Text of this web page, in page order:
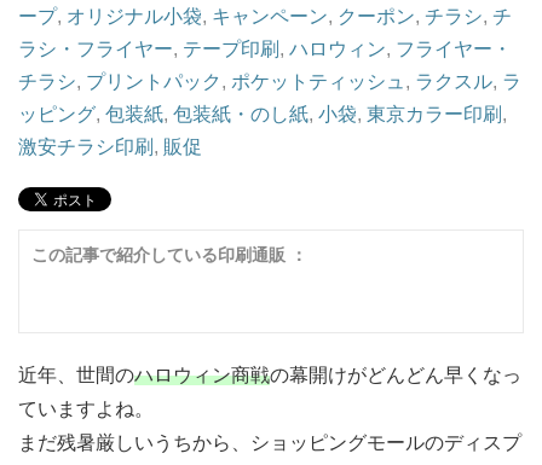
ープ, オリジナル小袋, キャンペーン, クーポン, チラシ, チ
ラシ・フライヤー, テープ印刷 , ハロウィン, フライヤー・
チラシ, プリントパック , ポケットティッシュ , ラクスル, ラ
ッピング, 包装紙, 包装紙・のし紙, 小袋, 東京カラー印刷 ,
激安チラシ印刷 , 販促
この記事で紹介している印刷通販 ：
近年、世間のハロウィン商戦の幕開けがどんどん早くなっ
ていますよね。
まだ残暑厳しいうちから、ショッピングモールのディスプ